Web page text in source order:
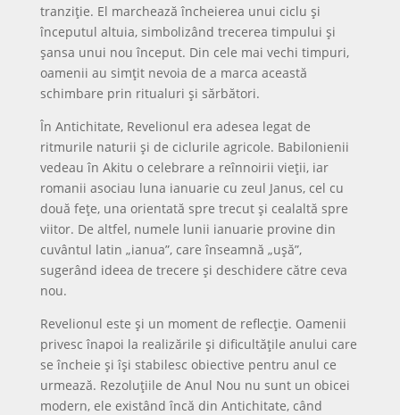
tranziție. El marchează încheierea unui ciclu și
începutul altuia, simbolizând trecerea timpului și
șansa unui nou început. Din cele mai vechi timpuri,
oamenii au simțit nevoia de a marca această
schimbare prin ritualuri și sărbători.
În Antichitate, Revelionul era adesea legat de
ritmurile naturii și de ciclurile agricole. Babilonienii
vedeau în Akitu o celebrare a reînnoirii vieții, iar
romanii asociau luna ianuarie cu zeul Janus, cel cu
două fețe, una orientată spre trecut și cealaltă spre
viitor. De altfel, numele lunii ianuarie provine din
cuvântul latin „ianua”, care înseamnă „ușă”,
sugerând ideea de trecere și deschidere către ceva
nou.
Revelionul este și un moment de reflecție. Oamenii
privesc înapoi la realizările și dificultățile anului care
se încheie și își stabilesc obiective pentru anul ce
urmează. Rezoluțiile de Anul Nou nu sunt un obicei
modern, ele existând încă din Antichitate, când